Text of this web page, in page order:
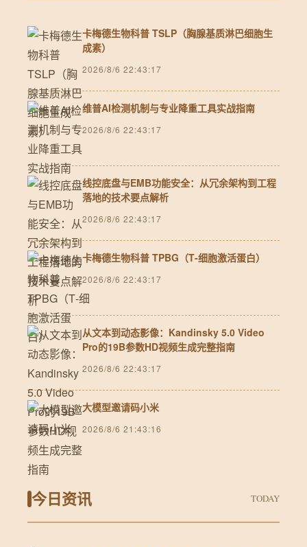
卡梅德生物科普 TSLP（胸腺基质淋巴细胞生
成素）
2026/8/6 22:43:17
维普AI检测机制与专业降重工具实战指南
2026/8/6 22:43:17
线控底盘与EMB功能安全：从冗余架构到工程
落地的技术要点解析
2026/8/6 22:43:17
卡梅德生物科普 TPBG（T‑细胞激活蛋白）
2026/8/6 22:43:17
从文本到动态影像：Kandinsky 5.0 Video
Pro的19B参数HD视频生成完整指南
2026/8/6 22:43:17
大模型邀请码小米
2026/8/6 21:43:16
今日资讯 TODAY